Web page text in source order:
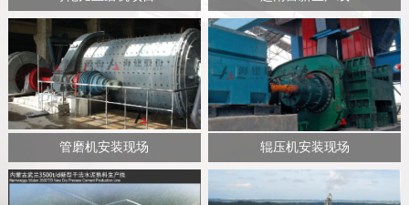
管磨机安装现场 辊压机安装现场